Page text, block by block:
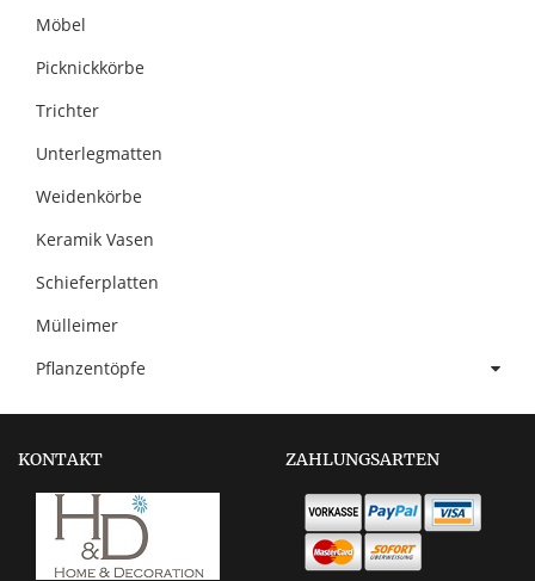
Möbel
Picknickkörbe
Trichter
Unterlegmatten
Weidenkörbe
Keramik Vasen
Schieferplatten
Mülleimer
Pflanzentöpfe
KONTAKT ZAHLUNGSARTEN